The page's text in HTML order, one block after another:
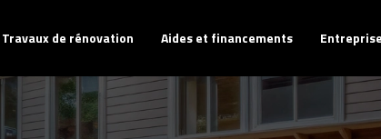
Travaux de rénovation Aides et financements